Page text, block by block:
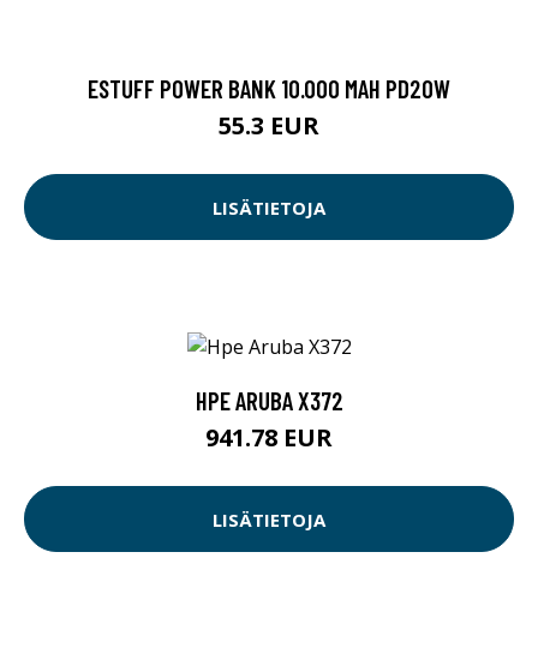
ESTUFF POWER BANK 10.000 MAH PD20W
55.3 EUR
LISÄTIETOJA
HPE ARUBA X372
941.78 EUR
LISÄTIETOJA